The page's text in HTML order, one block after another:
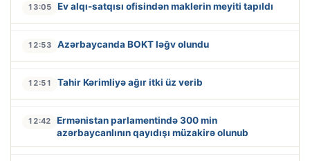
13:05 Ev alqı-satqısı ofisindən maklerin meyiti tapıldı
12:53 Azərbaycanda BOKT ləğv olundu
12:51 Tahir Kərimliyə ağır itki üz verib
12:42
Ermənistan parlamentində 300 min
azərbaycanlının qayıdışı müzakirə olunub